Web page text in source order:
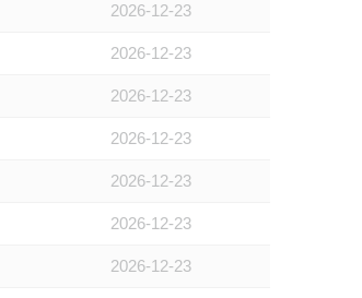
2026-12-23
2026-12-23
2026-12-23
2026-12-23
2026-12-23
2026-12-23
2026-12-23